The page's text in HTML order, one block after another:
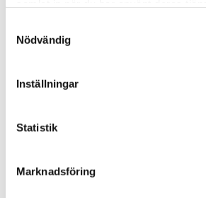
Nödvändig
Inställningar
Statistik
Marknadsföring
us make the world a better place.
Our services
kind of building or space. How may
Contact